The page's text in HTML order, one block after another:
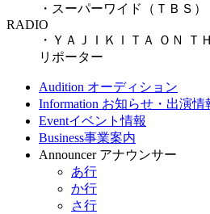
・スーパーワイド（ＴＢＳ）
RADIO
・ＹＡＪＩＫＩＴＡ ＯＮ Ｔ
リポーター
Audition オーディション
Information お知らせ・出演情
Eventイベント情報
Business事業案内
Announcer アナウンサー
あ行
か行
さ行